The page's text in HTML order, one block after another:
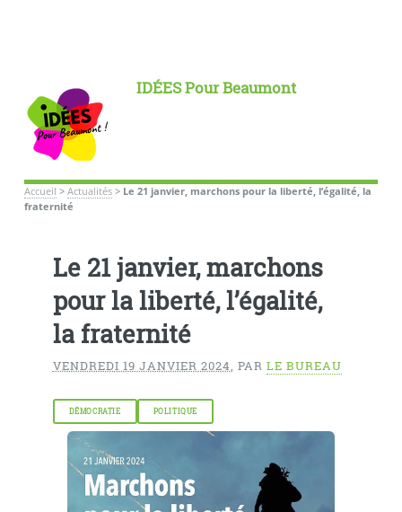
IDÉES Pour Beaumont
Accueil > Actualités> Le 21 janvier, marchons pour la liberté, l’égalité, la
fraternité
Le 21 janvier, marchons
pour la liberté, l’égalité,
la fraternité
VENDREDI 19 JANVIER 2024, PAR LE BUREAU
DÉMOCRATIE POLITIQUE